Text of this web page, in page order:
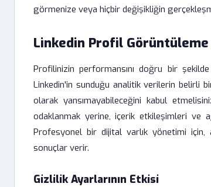
görmenize veya hiçbir değişikliğin
Linkedin Profil
Profilinizin performansını doğru bir
Linkedin'in sunduğu analitik verilerin belirli
olarak yansımayabileceğini kabul
odaklanmak yerine, içerik etkileşimleri ve
Profesyonel bir dijital varlık yönetimi
sonuçlar verir.
Gizlilik Ayarlarının Etkisi